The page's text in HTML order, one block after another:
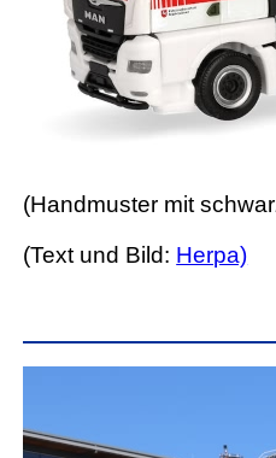
(Handmuster mit
(Text und Bild: Herpa)